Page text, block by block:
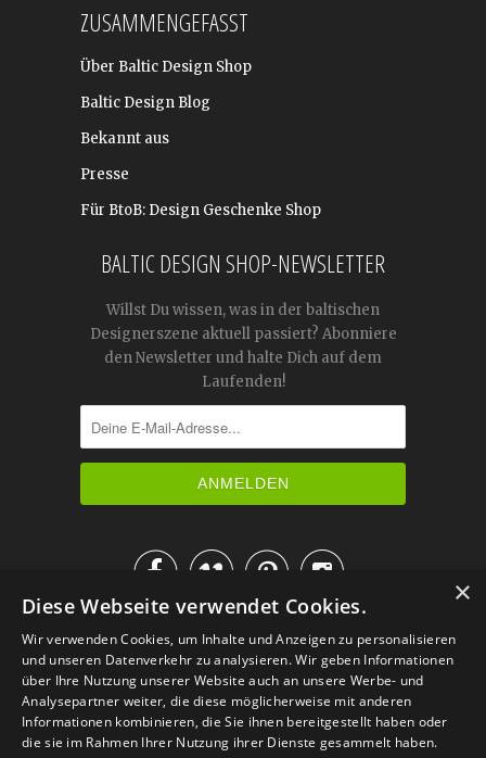
ZUSAMMENGEFASST
Über Baltic Design Shop
Baltic Design Blog
Bekannt aus
Presse
Für BtoB: Design Geschenke Shop
BALTIC DESIGN SHOP-NEWSLETTER
Willst Du wissen, was in der baltischen
Designerszene aktuell passiert? Abonniere
den Newsletter und halte Dich auf dem
Laufenden!

IM KATALOG BLÄTTERN
×
Diese Webseite verwendet Cookies.
Wir verwenden Cookies, um Inhalte und Anzeigen zu personalisieren
und unseren Datenverkehr zu analysieren. Wir geben Informationen
über Ihre Nutzung unserer Website auch an unsere Werbe- und
Analysepartner weiter, die diese möglicherweise mit anderen
Informationen kombinieren, die Sie ihnen bereitgestellt haben oder
die sie im Rahmen Ihrer Nutzung ihrer Dienste gesammelt haben.